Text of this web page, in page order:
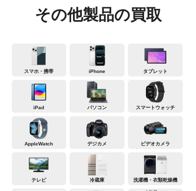
その他製品の買取
スマホ・携帯 iPhone タブレット
iPad パソコン スマートウォッチ
AppleWatch デジカメ ビデオカメラ
テレビ 冷蔵庫 洗濯機・衣類乾燥機